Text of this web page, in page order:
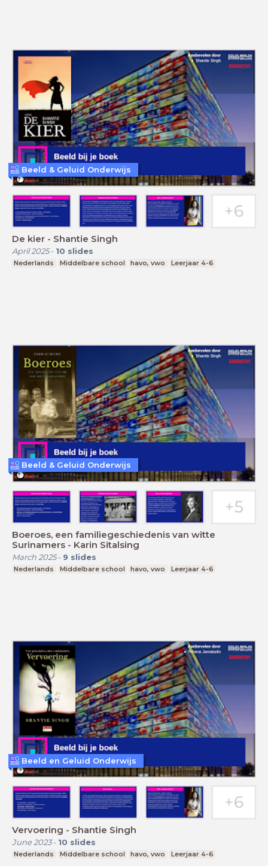
De kier - Shantie Singh
April 2025- 10 slides
Nederlands Middelbare school havo, vwo Leerjaar 4-6
Beeld & Geluid Onderwijs
Boeroes, een familiegeschiedenis van witte
Surinamers - Karin Sitalsing
March 2025- 9 slides
Nederlands Middelbare school havo, vwo Leerjaar 4-6
Beeld & Geluid Onderwijs
Vervoering - Shantie Singh
June 2023- 10 slides
Nederlands Middelbare school havo, vwo Leerjaar 4-6
Beeld en Geluid Onderwijs